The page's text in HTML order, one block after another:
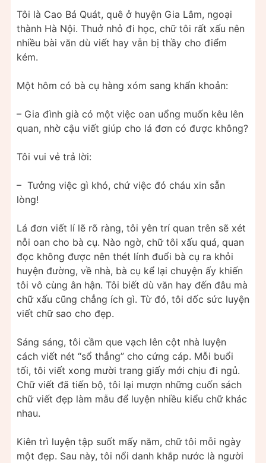
Tôi là Cao Bá Quát, quê ở huyện Gia Lâm, ngoại
thành Hà Nội. Thuở nhỏ đi học, chữ tôi rất xấu nên
nhiều bài văn dù viết hay vẫn bị thầy cho điểm
kém.
Một hôm có bà cụ hàng xóm sang khẩn khoản:
– Gia đình già có một việc oan uổng muốn kêu lên
quan, nhờ cậu viết giúp cho lá đơn có được không?
Tôi vui vẻ trả lời:
– Tưởng việc gì khó, chứ việc đó cháu xin sẵn
lòng!
Lá đơn viết lí lẽ rõ ràng, tôi yên trí quan trên sẽ xét
nỗi oan cho bà cụ. Nào ngờ, chữ tôi xấu quá, quan
đọc không được nên thét lính đuổi bà cụ ra khỏi
huyện đường, về nhà, bà cụ kể lại chuyện ấy khiến
tôi vô cùng ân hận. Tôi biết dù văn hay đến đâu mà
chữ xấu cũng chẳng ích gì. Từ đó, tôi dốc sức luyện
viết chữ sao cho đẹp.
Sáng sáng, tôi cầm que vạch lên cột nhà luyện
cách viết nét “sổ thẳng” cho cứng cáp. Mỗi buổi
tối, tôi viết xong mười trang giấy mới chịu đi ngủ.
Chữ viết đã tiến bộ, tôi lại mượn những cuốn sách
chữ viết đẹp làm mẫu để luyện nhiều kiểu chữ khác
nhau.
Kiên trì luyện tập suốt mấy năm, chữ tôi mỗi ngày
một đẹp. Sau này, tôi nổi danh khắp nước là người